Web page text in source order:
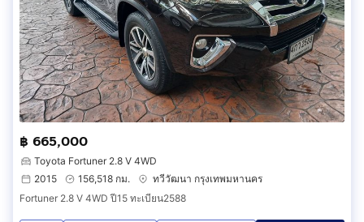
฿ 665,000
Toyota Fortuner 2.8 V 4WD
2015
156,518 กม.
ทวีวัฒนา กรุงเทพมหานคร
Fortuner 2.8 V 4WD ปี15 ทะเบียน2588